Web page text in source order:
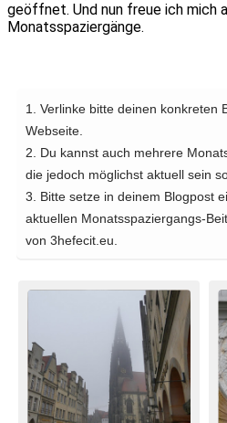
geöffnet. Und nun freue ich mich
Monatsspaziergänge.